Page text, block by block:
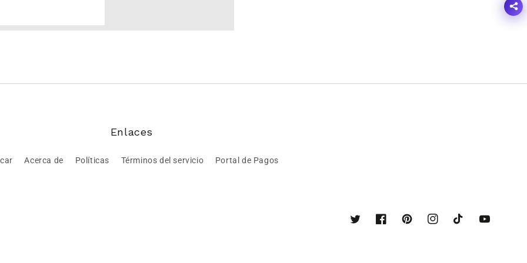
Enlaces
Acerca de Políticas Términos del servicio Portal de Pagos
TwitterFacebookPinterestInstagramTikTok YouTube